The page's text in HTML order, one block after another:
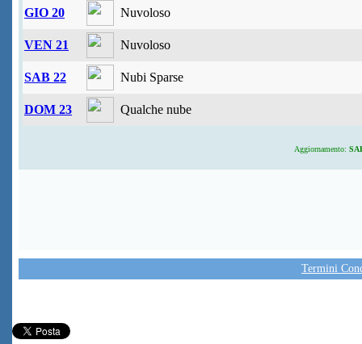
GIO 20 Nuvoloso
VEN 21 Nuvoloso
SAB 22 Nubi Sparse
DOM 23 Qualche nube
Aggiornamento:
Termini